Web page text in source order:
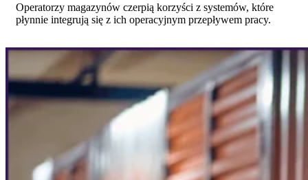
Operatorzy magazynów czerpią korzyści z systemów, które
płynnie integrują się z ich operacyjnym przepływem pracy.